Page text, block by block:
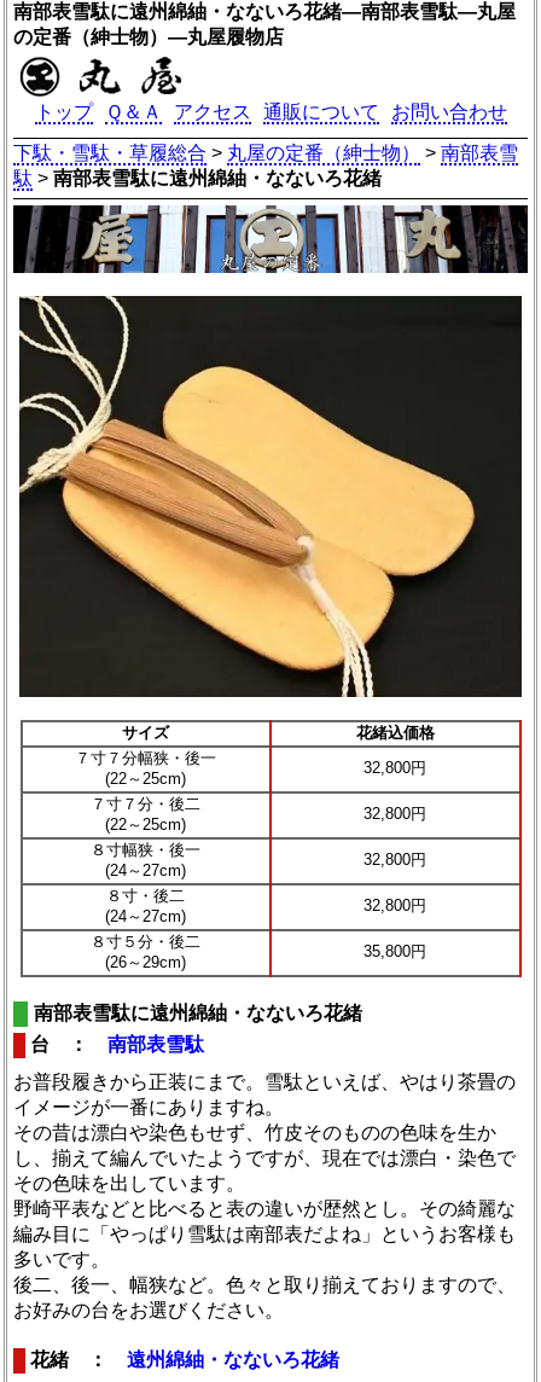
南部表雪駄に遠州綿紬・なないろ花緒―南部表雪駄―丸屋
の定番（紳士物）―丸屋履物店
トップ Ｑ＆Ａ アクセス 通販について
お問い合わせ
下駄・雪駄・草履総合 > 丸屋の定番（紳士物） >南部表雪
駄 >南部表雪駄に遠州綿紬・なないろ花緒
サイズ
花緒込価格
７寸７分幅狭・後一
(22～25cm)
32,800円
７寸７分・後二
(22～25cm)
32,800円
８寸幅狭・後一
(24～27cm)
32,800円
８寸・後二
(24～27cm)
32,800円
８寸５分・後二
(26～29cm)
35,800円
南部表雪駄に遠州綿紬・なないろ花緒
台 ：南部表雪駄
お普段履きから正装にまで。雪駄といえば、やはり茶畳の
イメージが一番にありますね。
その昔は漂白や染色もせず、竹皮そのものの色味を生か
し、揃えて編んでいたようですが、現在では漂白・染色で
その色味を出しています。
野崎平表などと比べると表の違いが歴然とし。その綺麗な
編み目に「やっぱり雪駄は南部表だよね」というお客様も
多いです。
後二、後一、幅狭など。色々と取り揃えておりますので、
お好みの台をお選びください。
花緒 ：遠州綿紬・なないろ花緒